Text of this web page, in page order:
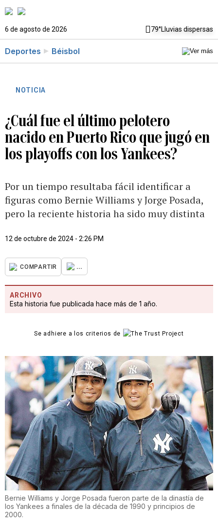
6 de agosto de 2026 79°Lluvias dispersas
Deportes Béisbol
NOTICIA
¿Cuál fue el último pelotero
nacido en Puerto Rico que jugó en
los playoffs con los Yankees?
Por un tiempo resultaba fácil identificar a
figuras como Bernie Williams y Jorge Posada,
pero la reciente historia ha sido muy distinta
12 de octubre de 2024 - 2:26 PM
COMPARTIR ...
ARCHIVO
Esta historia fue publicada hace más de 1 año.
Se adhiere a los criterios de
Bernie Williams y Jorge Posada fueron parte de la dinastía de
los Yankees a finales de la década de 1990 y principios de
2000.